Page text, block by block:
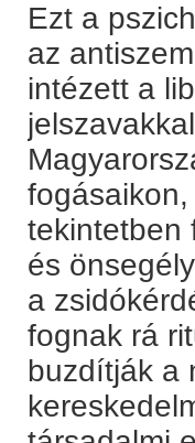
Ezt a
az
intézett a
tekintetben
és
a
fognak rá
buzdítják a